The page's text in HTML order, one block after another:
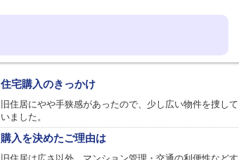
住宅購入のきっかけ
旧住居にやや手狭感があったので、少し広い物件を捜して
いました。
購入を決めたご理由は